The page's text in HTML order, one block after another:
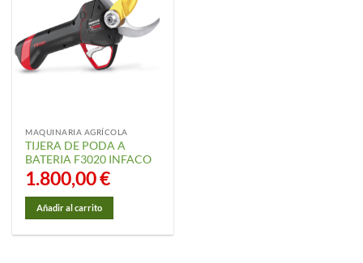
MAQUINARIA AGRÍCOLA
TIJERA DE PODA A
BATERIA F3020 INFACO
1.800,00€
Añadir al carrito